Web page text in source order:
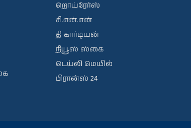
றொய்ரேர்ஸ்
சி.என்.என்
தி கார்டியன்
நியூஸ் ஸ்கை
டெய்லி மெயில்
பிரான்ஸ் 24